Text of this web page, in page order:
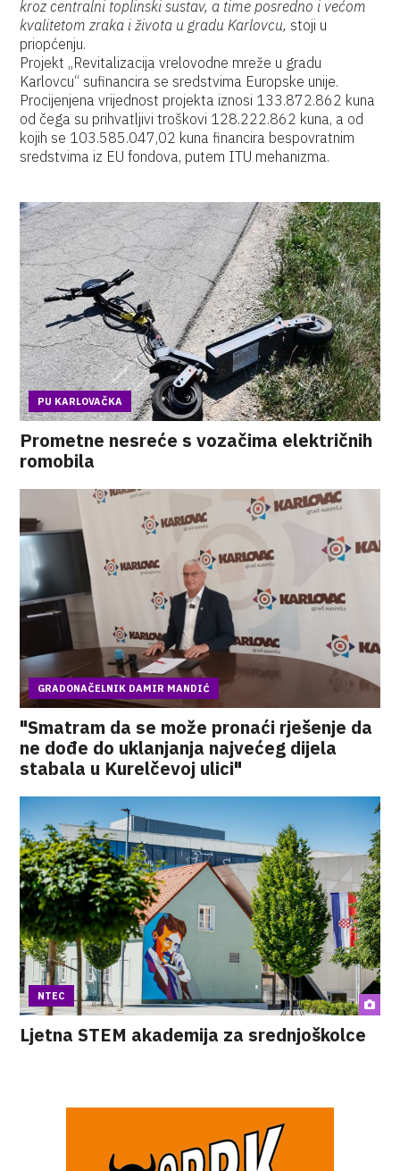
kroz centralni toplinski sustav, a time posredno i većom
kvalitetom zraka i života u gradu Karlovcu, stoji u
priopćenju.
Projekt „Revitalizacija vrelovodne mreže u gradu
Karlovcu“ sufinancira se sredstvima Europske unije.
Procijenjena vrijednost projekta iznosi 133.872.862 kuna
od čega su prihvatljivi troškovi 128.222.862 kuna, a od
kojih se 103.585.047,02 kuna financira bespovratnim
sredstvima iz EU fondova, putem ITU mehanizma.
PU KARLOVAČKA
Prometne nesreće s vozačima električnih
romobila
GRADONAČELNIK DAMIR MANDIĆ
"Smatram da se može pronaći rješenje da
ne dođe do uklanjanja najvećeg dijela
stabala u Kurelčevoj ulici"
NTEC
Ljetna STEM akademija za srednjoškolce